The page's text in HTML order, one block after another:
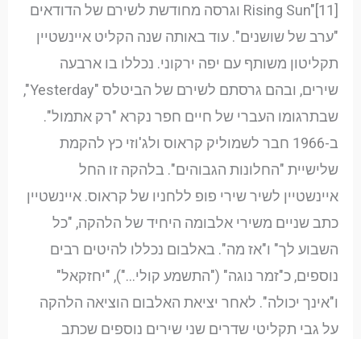
Rising Sun"[11] וגרסה מחודשת לשירם של הדודאים
"ערב של שושנים". עוד באותה שנה הקליט איינשטיין
תקליטון משותף עם יפה ירקוני. נכללו בו ארבעה
שירים, ובהם גרסתם לשירם של הביטלס "Yesterday",
שבתרגומו העברי של חיים חפר נקרא "רק אתמול".
ב-1966 חבר לשמוליק קראוס ולג'וזי כץ להקמת
שלישיית "החלונות הגבוהים". בלהקה זו החל
איינשטיין לשיר שירי פופ ללחניו של קראוס. איינשטיין
כתב שניים משירי אלבומה היחיד של הלהקה, "כל
השבוע לך" ו"אז מה". באלבום נכללו להיטים רבים
נוספים, כ"זמר נוגה" ("התשמע קולי…"), "יחזקאל"
ו"אינך יכולה". לאחר יציאת האלבום הוציאה הלהקה
על גבי תקליטי שדרים שני שירים נוספים שכתב